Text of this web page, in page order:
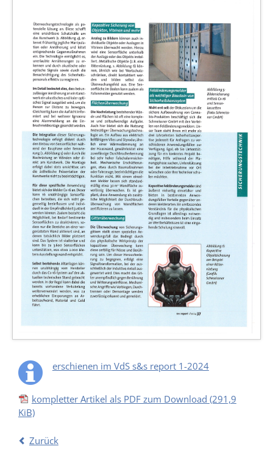
erschienen im VdS s&s report 1-2024
kompletter Artikel als PDF zum Download (291,9
KiB)
Zurück